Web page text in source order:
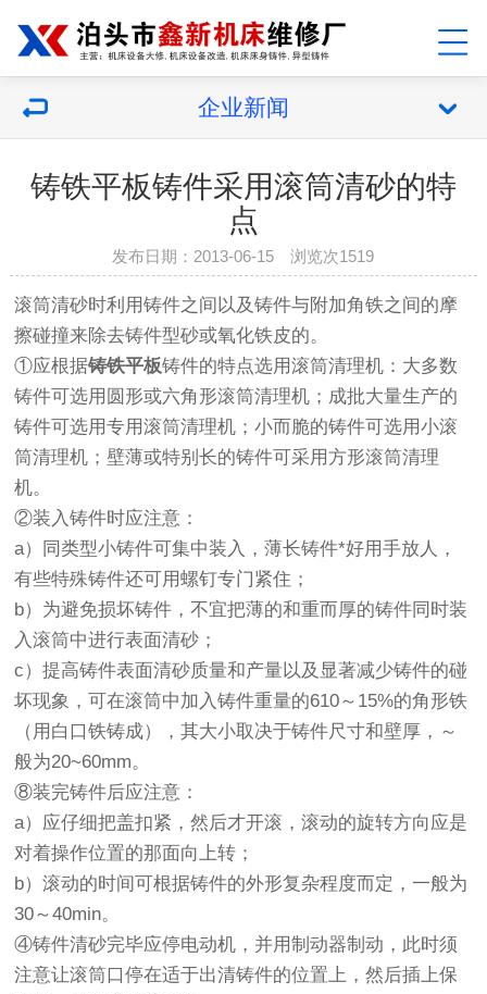
企业新闻
铸铁平板铸件采用滚筒清砂的特
点
发布日期：2013-06-15 浏览次1519
滚筒清砂时利用铸件之间以及铸件与附加角铁之间的摩
擦碰撞来除去铸件型砂或氧化铁皮的。
①应根据铸铁平板铸件的特点选用滚筒清理机：大多数
铸件可选用圆形或六角形滚筒清理机；成批大量生产的
铸件可选用专用滚筒清理机；小而脆的铸件可选用小滚
筒清理机；壁薄或特别长的铸件可采用方形滚筒清理
机。
②装入铸件时应注意：
a）同类型小铸件可集中装入，薄长铸件*好用手放人，
有些特殊铸件还可用螺钉专门紧住；
b）为避免损坏铸件，不宜把薄的和重而厚的铸件同时装
入滚筒中进行表面清砂；
c）提高铸件表面清砂质量和产量以及显著减少铸件的碰
坏现象，可在滚筒中加入铸件重量的610～15%的角形铁
（用白口铁铸成），其大小取决于铸件尺寸和壁厚，～
般为20~60mm。
⑧装完铸件后应注意：
a）应仔细把盖扣紧，然后才开滚，滚动的旋转方向应是
对着操作位置的那面向上转；
b）滚动的时间可根据铸件的外形复杂程度而定，一般为
30～40min。
④铸件清砂完毕应停电动机，并用制动器制动，此时须
注意让滚筒口停在适于出清铸件的位置上，然后插上保